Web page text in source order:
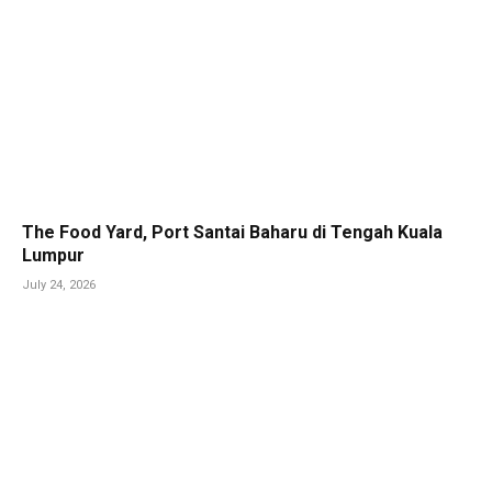
The Food Yard, Port Santai Baharu di Tengah Kuala
Lumpur
July 24, 2026